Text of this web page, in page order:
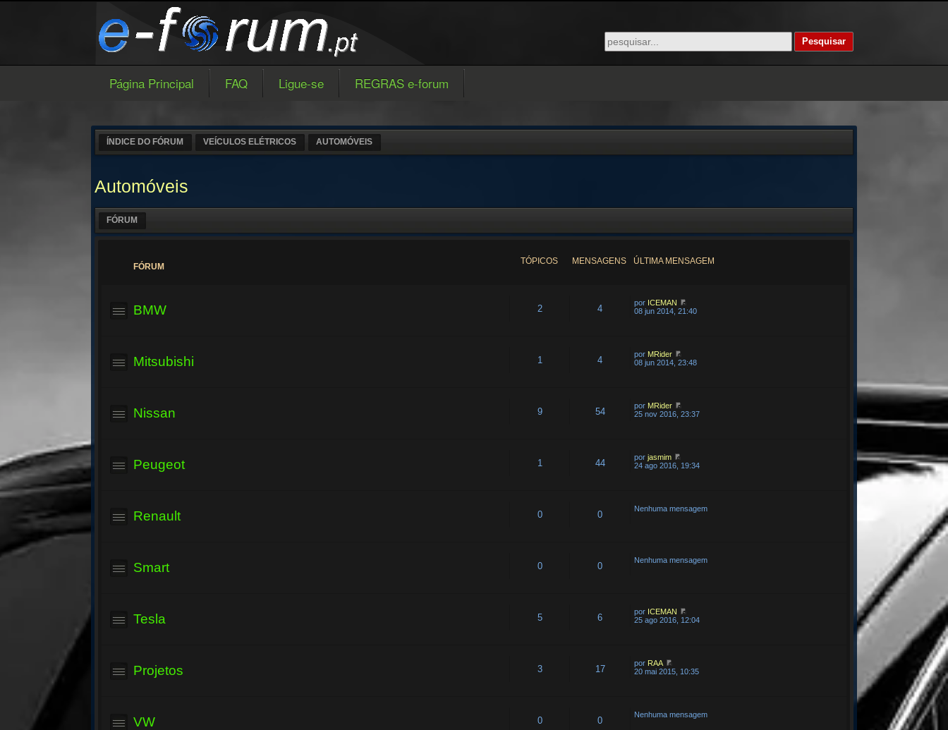
Página Principal FAQ Ligue-se REGRAS e-forum
ÍNDICE DO FÓRUM VEÍCULOS ELÉTRICOS AUTOMÓVEIS
Automóveis
FÓRUM
FÓRUM
TÓPICOS MENSAGENS ÚLTIMA MENSAGEM
BMW 2 4
por ICEMAN
08 jun 2014, 21:40
Mitsubishi 1 4
por MRider
08 jun 2014, 23:48
Nissan 9 54
por MRider
25 nov 2016, 23:37
Peugeot 1 44
por jasmim
24 ago 2016, 19:34
Renault 0 0
Nenhuma mensagem
Smart 0 0
Nenhuma mensagem
Tesla 5 6
por ICEMAN
25 ago 2016, 12:04
Projetos 3 17
por RAA
20 mai 2015, 10:35
VW 0 0
Nenhuma mensagem